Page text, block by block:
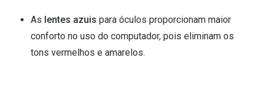
Óculos de sol para todos
As lentes azuis para óculos proporcionam maior
conforto no uso do computador, pois eliminam os
tons vermelhos e amarelos.